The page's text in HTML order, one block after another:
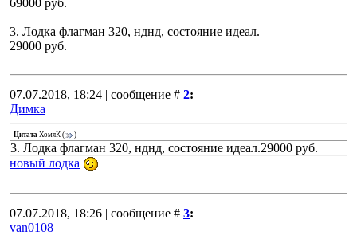
69000 руб.
3. Лодка флагман 320, нднд, состояние идеал.
29000 руб.
07.07.2018, 18:24 | сообщение # 2:
Димка
Цитата ХомяК ( )
3. Лодка флагман 320, нднд, состояние идеал.29000 руб.
новый лодка
07.07.2018, 18:26 | сообщение # 3:
van0108